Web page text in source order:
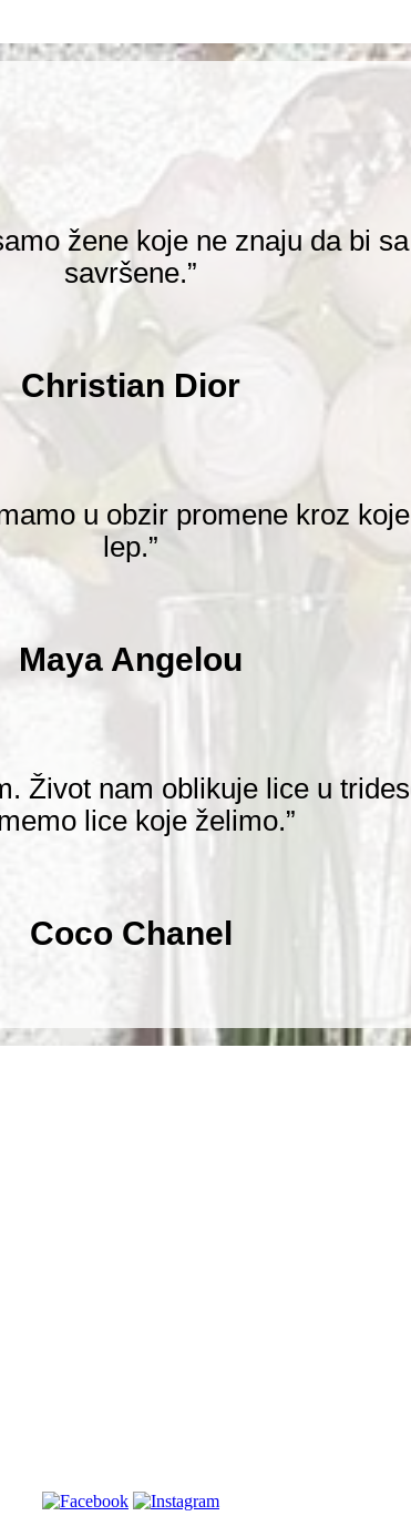
žene koje ne znaju da bi
savršene.”
Christian Dior
u obzir promene kroz
lep.”
Maya Angelou
Život nam oblikuje lice u
lice koje želimo.”
Coco Chanel